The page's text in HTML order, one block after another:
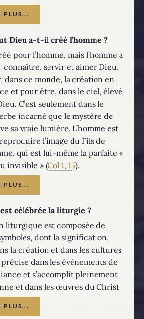
PLUS...
Dieu a-t-il créé l’homme ?
pour l’homme, mais l’homme a
connaître, servir et aimer Dieu,
ce monde, la création en
et pour être, dans le ciel, élevé
C’est seulement dans le
incarné que le mystère de
sa vraie lumière. L’homme est
l’image du Fils de
qui est lui-même la parfaite «
invisible » (Col 1, 15).
PLUS...
célébrée la liturgie ?
liturgique est composée de
dont la signification,
la création et dans les cultures
dans les événements de
et s’accomplit pleinement
et dans les œuvres du Christ.
PLUS...